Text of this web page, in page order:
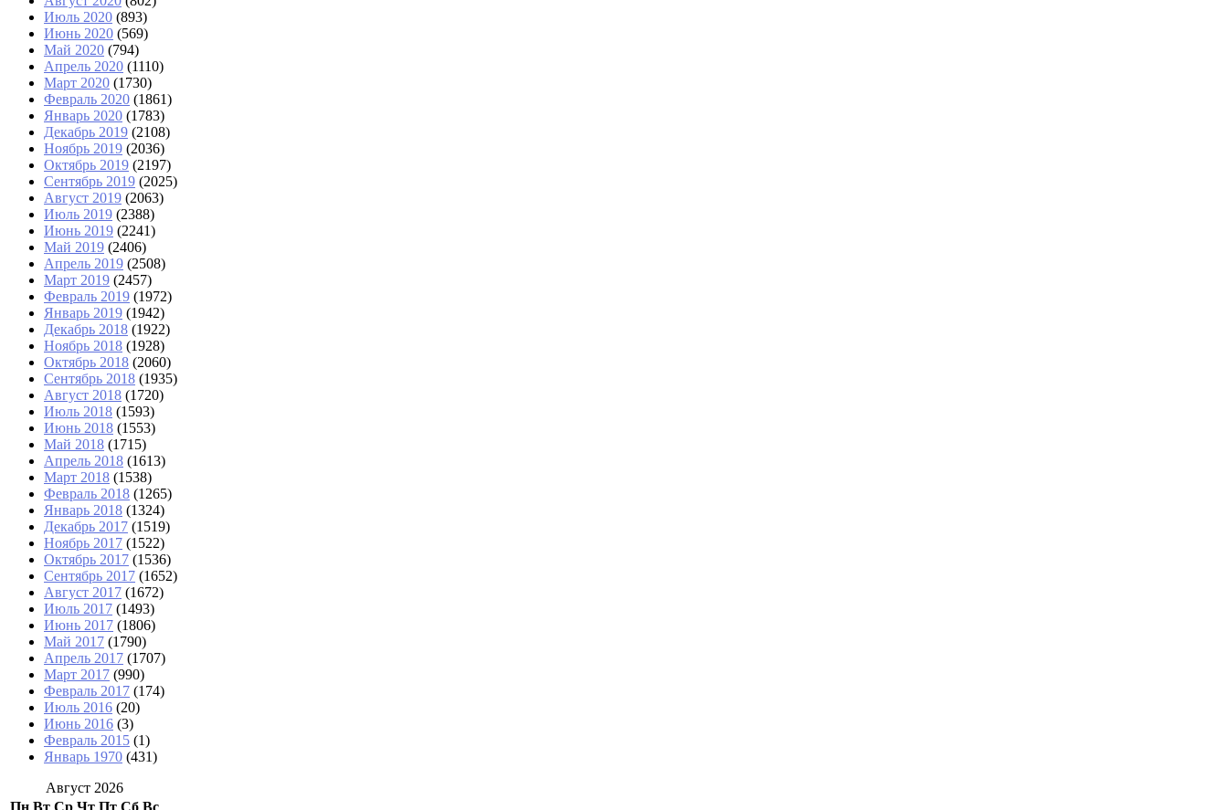
Июль 2020 (893)
Июнь 2020 (569)
Май 2020 (794)
Апрель 2020 (1110)
Март 2020 (1730)
Февраль 2020 (1861)
Январь 2020 (1783)
Декабрь 2019 (2108)
Ноябрь 2019 (2036)
Октябрь 2019 (2197)
Сентябрь 2019 (2025)
Август 2019 (2063)
Июль 2019 (2388)
Июнь 2019 (2241)
Май 2019 (2406)
Апрель 2019 (2508)
Март 2019 (2457)
Февраль 2019 (1972)
Январь 2019 (1942)
Декабрь 2018 (1922)
Ноябрь 2018 (1928)
Октябрь 2018 (2060)
Сентябрь 2018 (1935)
Август 2018 (1720)
Июль 2018 (1593)
Июнь 2018 (1553)
Май 2018 (1715)
Апрель 2018 (1613)
Март 2018 (1538)
Февраль 2018 (1265)
Январь 2018 (1324)
Декабрь 2017 (1519)
Ноябрь 2017 (1522)
Октябрь 2017 (1536)
Сентябрь 2017 (1652)
Август 2017 (1672)
Июль 2017 (1493)
Июнь 2017 (1806)
Май 2017 (1790)
Апрель 2017 (1707)
Март 2017 (990)
Февраль 2017 (174)
Июль 2016 (20)
Июнь 2016 (3)
Февраль 2015 (1)
Январь 1970 (431)
Август 2026